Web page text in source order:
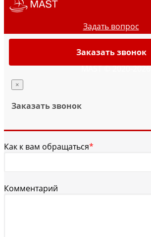
Задать вопрос
Заказать звонок
MAST © 2020-2026
×
Заказать звонок
Как к вам обращаться*
Комментарий